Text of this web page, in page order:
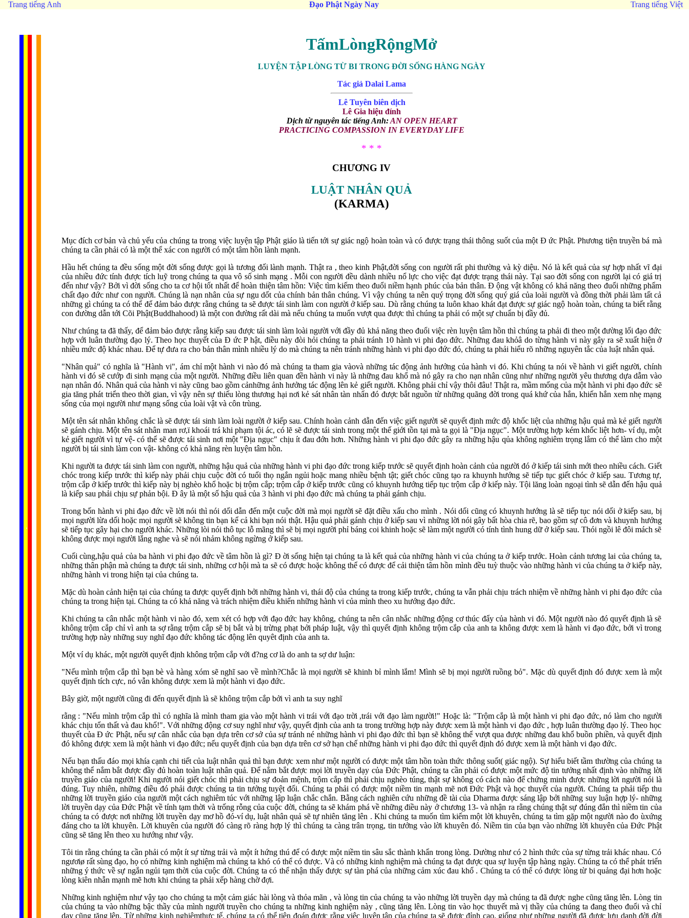
Trang tiếng Anh Đạo Phật Ngày Nay Trang tiếng Việt
.
TấmLòngRộngMở
LUYỆN TẬP LÒNG TỪ BI TRONG ĐỜI SỐNG HÀNG NGÀY
Tác giả Dalai Lama
Lê Tuyên biên dịch
Lê Gia hiệu đính
Dịch từ nguyên tác tiếng Anh:AN OPEN HEART
PRACTICING COMPASSION IN EVERYDAY LIFE
* * *
CHƯƠNG IV
LUẬT NHÂN QUẢ
(KARMA)
Mục đích cơ bản và chủ yếu của chúng ta trong việc luyện tập Phật giáo là tiến tới sự giác ngộ hoàn toàn và có được trạng thái thông suốt của một Đ ức Phật. Phương tiện truyền bá mà
chúng ta cần phải có là một thể xác con người có một tâm hồn lành mạnh.
Hầu hết chúng ta đều sống một đời sống được gọi là tương đối lành mạnh. Thật ra , theo kinh Phật,đời sống con người rất phi thường và kỳ diệu. Nó là kết quả của sự hợp nhất vĩ đại
của nhiều đức tính được tích luỹ trong chúng ta qua vô số sinh mạng . Mỗi con người đều dành nhiều nổ lực cho việc đạt được trạng thái này. Tại sao đời sống con người lại có giá trị
đến như vậy? Bởi vì đời sống cho ta cơ hội tốt nhất để hoàn thiện tâm hồn: Việc tìm kiếm theo đuổi niềm hạnh phúc của bản thân. Đ ộng vật không có khả năng theo đuổi những phẩm
chất đạo đức như con người. Chúng là nạn nhân của sự ngu dốt của chính bản thân chúng. Vì vậy chúng ta nên quý trọng đời sống quý giá của loài người và đồng thời phải làm tất cả
những gì chúng ta có thể để đảm bảo được rằng chúng ta sẽ được tái sinh làm con người ở kiếp sau. Dù rằng chúng ta luôn khao khát đạt được sự giác ngộ hoàn toàn, chúng ta biết rằng
con đường dẫn tới Cõi Phật(Buddhahood) là một con đường rất dài mà nếu chúng ta muốn vượt qua được thì chúng ta phải có một sự chuẩn bị đầy đủ.
Như chúng ta đã thấy, để đảm bảo được rằng kiếp sau được tái sinh làm loài người với đầy đủ khả năng theo đuổi việc rèn luyện tâm hồn thì chúng ta phải đi theo một đường lối đạo đức
hợp với luân thường đạo lý. Theo học thuyết của Đ ức P hật, điều này đòi hỏi chúng ta phải tránh 10 hành vi phi đạo đức. Những đau khỏâ do từng hành vi này gây ra sẽ xuất hiện ở
nhiều mức độ khác nhau. Để tự đưa ra cho bản thân mình nhiều lý do mà chúng ta nên tránh những hành vi phi đạo đức đó, chúng ta phải hiểu rõ những nguyên tắc của luật nhân quả.
"Nhân quả" có nghĩa là "Hành vi", ám chỉ một hành vi nào đó mà chúng ta tham gia vàovà những tác động ảnh hưởng của hành vi đó. Khi chúng ta nói về hành vi giết người, chính
hành vi đó sẽ cướp đi sinh mạng của một người. Những điều liên quan đền hành vi này là những đau khổ mà nó gây ra cho nạn nhân cũng như những người yêu thương dựa dẫm vào
nạn nhân đó. Nhân quả của hành vi này cũng bao gồm cảnhững ảnh hưởng tác động lên kẻ giết người. Không phải chỉ vậy thôi đâu! Thật ra, mầm mống của một hành vi phi đạo đức sẽ
gia tăng phát triển theo thời gian, vì vậy nên sự thiếu lòng thương hại nơi kẻ sát nhân tàn nhẩn đó được bắt nguồn từ những quãng đời trong quá khứ của hắn, khiến hắn xem nhẹ mạng
sống của mọi người như mạng sống của loài vật và côn trùng.
Một tên sát nhân không chắc là sẽ được tái sinh làm loài người ở kiếp sau. Chính hoàn cảnh dẫn đến việc giết người sẽ quyết định mức độ khốc liệt của những hậu quả mà kẻ giết người
sẽ gánh chịu. Một tên sát nhân man rơ,ï khoái trá khi phạm tội ác, có lẽ sẽ được tái sinh trong một thế giới tồn tại mà ta gọi là "Địa ngục". Một trường hợp kém khốc liệt hơn- ví dụ, một
kẻ giết người vì tự vệ- có thể sẽ được tái sinh nơi một "Địa ngục" chịu ít đau đớn hơn. Những hành vi phi đạo đức gây ra những hậu qủa không nghiêm trọng lắm có thể làm cho một
người bị tái sinh làm con vật- không có khả năng rèn luyện tâm hồn.
Khi người ta được tái sinh làm con người, những hậu quả của những hành vi phi đạo đức trong kiếp trước sẽ quyết định hoàn cảnh của người đó ở kiếp tái sinh mới theo nhiều cách. Giết
chóc trong kiếp trước thì kiếp này phải chịu cuộc đời có tuổi thọ ngắn ngủi hoặc mang nhiều bệnh tật; giết chóc cũng tạo ra khuynh hướng sẽ tiếp tục giết chóc ở kiếp sau. Tương tự,
trộm cắp ở kiếp trước thì kiếp này bị nghèo khổ hoặc bị trộm cắp; trộm cắp ở kiếp trước cũng có khuynh hướng tiếp tục trộm cắp ở kiếp này. Tội lăng loàn ngoại tình sẽ dẫn đến hậu quả
là kiếp sau phải chịu sự phản bội. Đ ây là một số hậu quả của 3 hành vi phi đạo đức mà chúng ta phải gánh chịu.
Trong bốn hành vi phi đạo đức về lời nói thì nói dối dẫn đến một cuộc đời mà mọi người sẽ đặt điều xấu cho mình . Nói dối cũng có khuynh hướng là sẽ tiếp tục nói dối ở kiếp sau, bị
mọi người lừa dối hoặc mọi người sẽ không tin bạn kể cả khi bạn nói thật. Hậu quả phải gánh chịu ở kiếp sau vì những lời nói gây bất hòa chia rẽ, bao gồm sự cô đơn và khuynh hướng
sẽ tiếp tục gây hại cho người khác. Những lòi nói thô tục lỗ mãng thì sẽ bị mọi người phỉ báng coi khinh hoặc sẽ làm một người có tính tình hung dữ ở kiếp sau. Thói ngồi lê đôi mách sẽ
không được mọi người lắng nghe và sẽ nói nhảm không ngừng ở kiếp sau.
Cuối cùng,hậu quả của ba hành vi phi đạo đức về tâm hồn là gì? Đ ời sống hiện tại chúng ta là kết quả của những hành vi của chúng ta ở kiếp trước. Hoàn cảnh tương lai của chúng ta,
những thân phận mà chúng ta được tái sinh, những cơ hội mà ta sẽ có được hoặc không thể có được để cải thiện tâm hồn mình đều tuỳ thuộc vào những hành vi của chúng ta ở kiếp này,
những hành vi trong hiện tại của chúng ta.
Mặc dù hoàn cảnh hiện tại của chúng ta được quyết định bởi những hành vi, thái độ của chúng ta trong kiếp trước, chúng ta vẫn phải chịu trách nhiệm về những hành vi phi đạo đức của
chúng ta trong hiện tại. Chúng ta có khả năng và trách nhiệm điều khiển những hành vi của mình theo xu hướng đạo đức.
Khi chúng ta cân nhắc một hành vi nào đó, xem xét có hợp với đạo đức hay không, chúng ta nên cân nhắc những động cơ thúc đẩy của hành vi đó. Một người nào đó quyết định là sẽ
không trộm cắp chỉ vì anh ta sợ rằng trộm cắp sẽ bị bắt và bị trừng phạt bởi pháp luật, vậy thì quyết định không trộm cắp của anh ta không được xem là hành vi đạo đức, bởi vì trong
trường hợp này những suy nghĩ đạo đức không tác động lên quyêt định của anh ta.
Một ví dụ khác, một người quyết định không trộm cắp với đ?ng cơ là do anh ta sợ dư luận:
"Nếu mình trộm cắp thì bạn bè và hàng xóm sẽ nghĩ sao về mình?Chắc là mọi người sẽ khinh bỉ mình lắm! Mình sẽ bị mọi người ruồng bỏ". Mặc dù quyết định đó được xem là một
quyết định tích cực, nó vẫn không được xem là một hành vi đạo đức.
Bây giờ, một người cũng đi đến quyết định là sẽ không trộm cắp bởi vì anh ta suy nghĩ
rằng : "Nếu mình trộm cắp thì có nghĩa là mình tham gia vào một hành vi trái với đạo trời ,trái với đạo làm người!" Hoặc là: "Trộm cắp là một hành vi phi đạo đức, nó làm cho người
khác chịu tổn thất và đau khổ!". Với những động cơ suy nghĩ như vậy, quyết định của anh ta trong trường hợp này được xem là một hành vi đạo đức , hợp luân thường đạo lý. Theo học
thuyết của Đ ức Phật, nếu sự cân nhắc của bạn dựa trên cơ sở của sự tránh né những hành vi phi đạo đức thì bạn sẽ không thể vượt qua được những đau khổ buồn phiền, và quyết định
đó không được xem là một hành vi đạo đức; nếu quyết định của bạn dựa trên cơ sở hạn chế những hành vi phi đạo đức thì quyết định đó được xem là một hành vi đạo đức.
Nếu bạn thấu đáo mọi khía cạnh chi tiết của luật nhân quả thì bạn được xem như một người có được một tâm hồn toàn thức thông suốt( giác ngộ). Sự hiểu biết tầm thường của chúng ta
không thể nắm bắt được đầy đủ hoàn toàn luật nhân quả. Để nắm bắt được mọi lời truyền dạy của Đức Phật, chúng ta cần phải có được một mức độ tin tưởng nhất định vào những lời
truyền giáo của người! Khi người nói giết chóc thì phải chịu sự đoản mệnh, trộm cắp thì phải chịu nghèo túng, thật sự không có cách nào để chứng minh được những lời người nói là
đúng. Tuy nhiên, những điều đó phải được chúng ta tin tưởng tuyệt đối. Chúng ta phải có được một niềm tin mạnh mẽ nơi Đức Phật và học thuyết của người. Chúng ta phải tiếp thu
những lời truyền giáo của người một cách nghiêm túc với những lập luận chắc chắn. Bằng cách nghiên cứu những đề tài của Dharma được sáng lập bởi những suy luận hợp lý- những
lời truyền dạy của Đức Phật về tính tạm thời và trống rỗng của cuộc đời, chúng ta sẽ khám phá về những điều này ở chương 13- và nhận ra rằng chúng thật sự đúng đắn thì niềm tin của
chúng ta có được nơi những lời truyền dạy mơ hồ đó-ví dụ, luật nhân quả sẽ tự nhiên tăng lên . Khi chúng ta muốn tìm kiếm một lời khuyên, chúng ta tìm gặp một người nào đo ùxứng
đáng cho ta lời khuyên. Lời khuyên của người đó càng rõ ràng hợp lý thì chúng ta càng trân trọng, tin tưởng vào lời khuyên đó. Niềm tin của bạn vào những lời khuyên của Đức Phật
cũng sẽ tăng lên theo xu hướng như vậy.
Tôi tin rằng chúng ta cần phải có một ít sự từng trải và một ít hứng thú để có được một niềm tin sâu sắc thành khẩn trong lòng. Dường như có 2 hình thức của sự từng trải khác nhau. Có
ngươiø rất sùng đạo, họ có những kinh nghiệm mà chúng ta khó có thể có được. Và có những kinh nghiệm mà chúng ta đạt được qua sự luyện tập hàng ngày. Chúng ta có thể phát triển
những ý thức về sự ngắn ngủi tạm thời của cuộc đời. Chúng ta có thể nhận thấy được sự tàn phá của những cảm xúc đau khổ . Chúng ta có thể có được lòng từ bi quảng đại hơn hoặc
lòng kiên nhẫn mạnh mẽ hơn khi chúng ta phải xếp hàng chờ đợi.
Những kinh nghiệm như vậy tạo cho chúng ta một cảm giác hài lòng và thỏa mãn , và lòng tin của chúng ta vào những lời truyền dạy mà chúng ta đã được nghe cũng tăng lên. Lòng tin
của chúng ta vào những bậc thầy của mình người truyền cho chúng ta những kinh nghiệm này , cũng tăng lên. Lòng tin vào học thuyết mà vị thầy của chúng ta đang theo đuổi và chỉ
dạy cũng tăng lên. Từ những kinh nghiệmthực tế, chúng ta có thể tiên đoán được rằng việc luyện tập của chúng ta sẽ được đỉnh cao, giống như những người đã được lưu danh đời đời